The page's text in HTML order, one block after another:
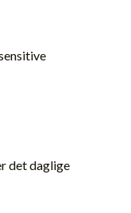
det daglige